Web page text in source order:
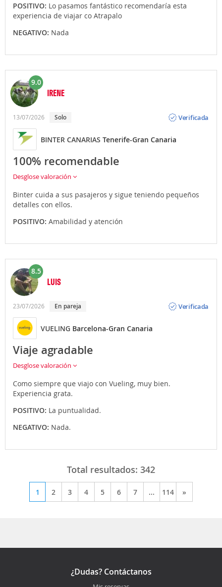
POSITIVO: Lo pasamos fantástico recomendaría esta
experiencia de viajar co Atrapalo
NEGATIVO: Nada
9.0
IRENE
13/07/2026 solo
Verificada
BINTER CANARIAS Tenerife-Gran Canaria
100% recomendable
Desglose valoración
Binter cuida a sus pasajeros y sigue teniendo pequeños
detalles con ellos.
POSITIVO: Amabilidad y atención
8.5
LUIS
23/07/2026 en pareja
Verificada
VUELING Barcelona-Gran Canaria
Viaje agradable
Desglose valoración
Como siempre que viajo con Vueling, muy bien.
Experiencia grata.
POSITIVO: La puntualidad.
NEGATIVO: Nada.
Total resultados: 342
1 2 3 4 5 6 7 ... 114 »
¿Dudas? Contáctanos